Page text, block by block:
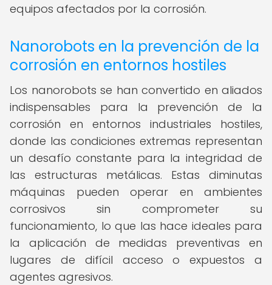
equipos afectados por la corrosión.
Nanorobots en la prevención de la
corrosión en entornos hostiles
Los nanorobots se han convertido en aliados
indispensables para la prevención de la
corrosión en entornos industriales hostiles,
donde las condiciones extremas representan
un desafío constante para la integridad de
las estructuras metálicas. Estas diminutas
máquinas pueden operar en ambientes
corrosivos sin comprometer su
funcionamiento, lo que las hace ideales para
la aplicación de medidas preventivas en
lugares de difícil acceso o expuestos a
agentes agresivos.